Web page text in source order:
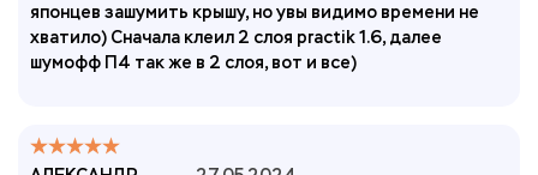
японцев зашумить крышу, но увы видимо времени не
хватило) Сначала клеил 2 слоя practik 1.6, далее
шумофф П4 так же в 2 слоя, вот и все)